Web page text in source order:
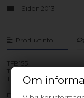
Om
Produktinfo
TFB155
TFB245
TFB335
med flere…
Siden 2013